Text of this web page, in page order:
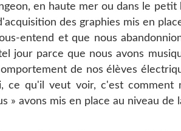
en haute mer ou dans le petit
des graphies mis en
entend et que nous
jour parce que nous avons
de nos élèves
ce qu'il veut voir, c'est comment
» avons mis en place au niveau de